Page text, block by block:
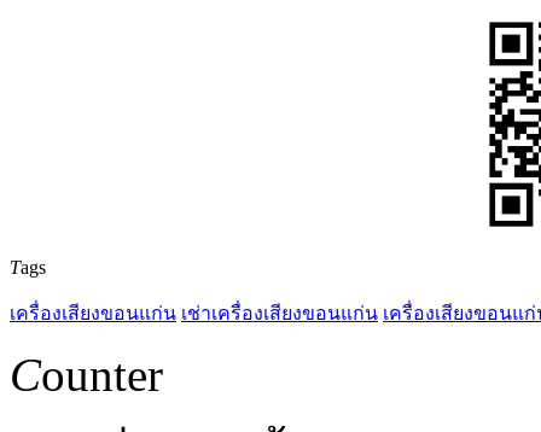
Tags
เครื่องเสียงขอนแก่น เช่าเครื่องเสียงขอนแก่น เครื่องเสียงขอนแ
Counter